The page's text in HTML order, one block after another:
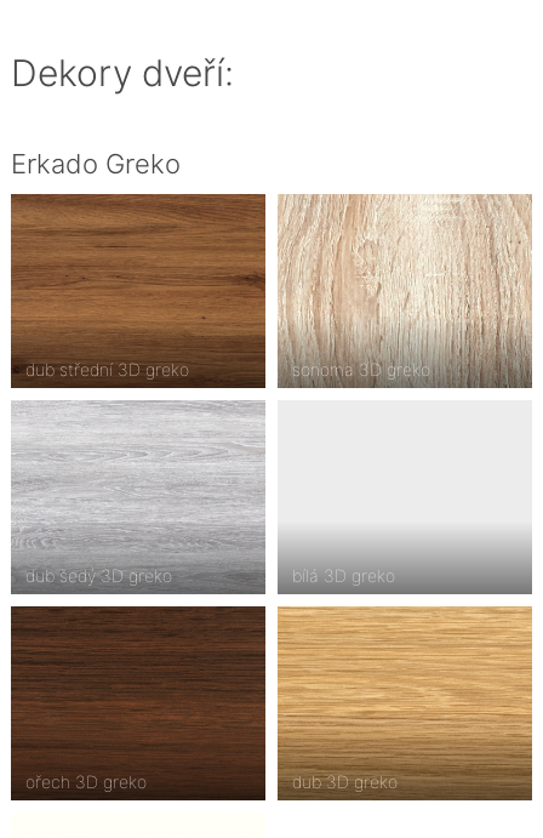
Dekory dveří:
Erkado Greko
dub střední 3D greko sonoma 3D greko
dub šedý 3D greko bílá 3D greko
ořech 3D greko dub 3D greko